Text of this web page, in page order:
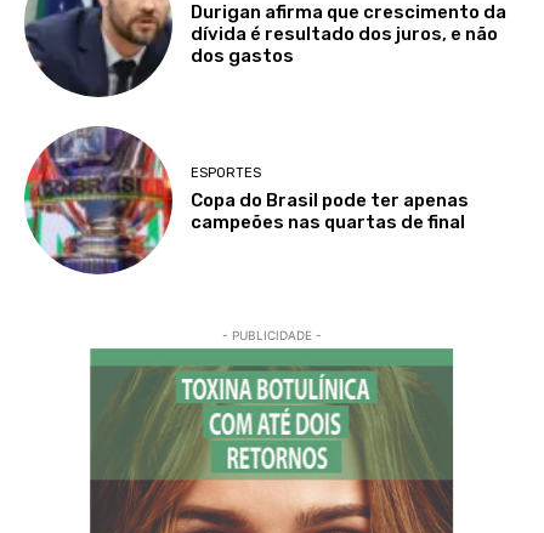
Durigan afirma que crescimento da
dívida é resultado dos juros, e não
dos gastos
ESPORTES
Copa do Brasil pode ter apenas
campeões nas quartas de final
- PUBLICIDADE -